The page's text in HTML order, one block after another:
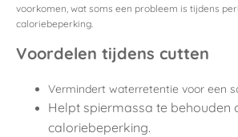
voorkomen, wat soms een probleem is tijdens
caloriebeperking.
Voordelen tijdens cutten
Vermindert waterretentie voor een
Helpt spiermassa te behouden
caloriebeperking.